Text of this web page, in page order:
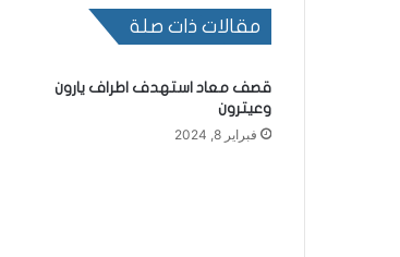
مقالات ذات صلة
قصف معاد استهدف اطراف يارون
وعيترون
فبراير 8, 2024